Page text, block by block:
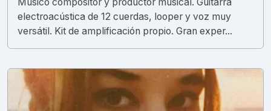
electroacústica de 12 cuerdas, looper y voz muy
versátil. Kit de amplificación propio. Gran exper...